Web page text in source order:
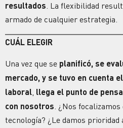
resultados. La flexibilidad
armado de cualquier estrategia.
CUÁL ELEGIR
Una vez que se planificó, se
mercado, y se tuvo en cuenta
laboral, llega el punto de
con nosotros. ¿Nos
tecnología? ¿Le damos